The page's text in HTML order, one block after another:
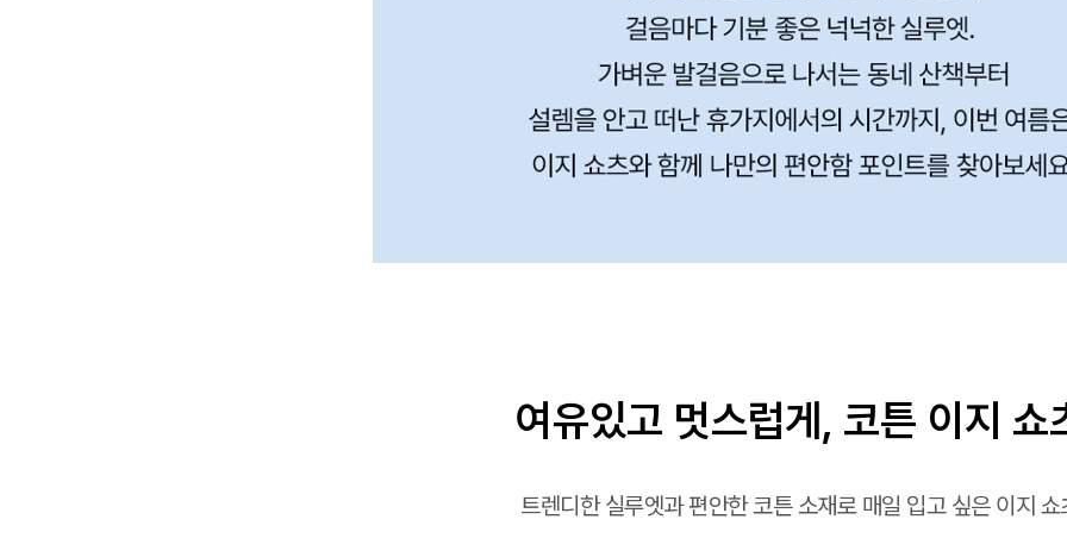
여유있고 멋스럽게, 코튼 이지 쇼
트렌디한 실루엣과 편안한 코튼 소재로 매일 입고 싶은 이지 쇼